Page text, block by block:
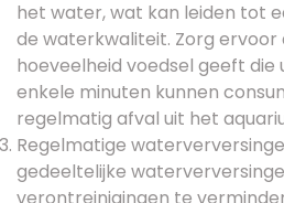
het water, wat kan leiden tot
de waterkwaliteit. Zorg ervoor
hoeveelheid voedsel geeft die
enkele minuten kunnen
regelmatig afval uit het
Regelmatige
gedeeltelijke
verontreinigingen te